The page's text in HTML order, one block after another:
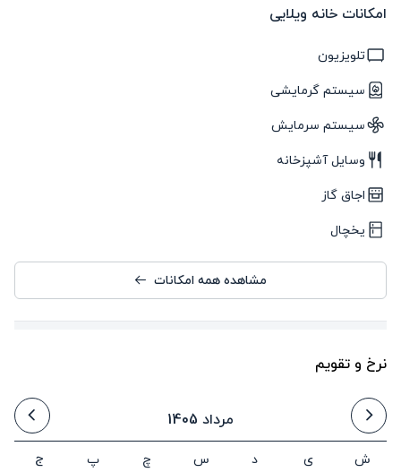
امکانات خانه ویلایی
تلویزیون
سیستم گرمایشی
سیستم سرمایش
وسایل آشپزخانه
اجاق گاز
یخچال
مشاهده همه امکانات
نرخ و تقویم
مرداد 1405
ش ی د س چ پ ج